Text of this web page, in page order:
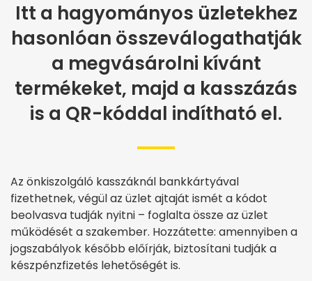
Itt a hagyományos üzletekhez
hasonlóan összeválogathatják
a megvásárolni kívánt
termékeket, majd a kasszázás
is a QR-kóddal indítható el.
Az önkiszolgáló kasszáknál bankkártyával
fizethetnek, végül az üzlet ajtaját ismét a kódot
beolvasva tudják nyitni – foglalta össze az üzlet
működését a szakember. Hozzátette: amennyiben a
jogszabályok később előírják, biztosítani tudják a
készpénzfizetés lehetőségét is.